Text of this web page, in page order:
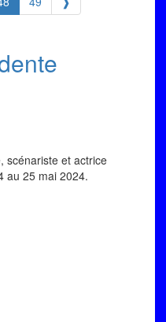
scénariste et actrice
au 25 mai 2024.